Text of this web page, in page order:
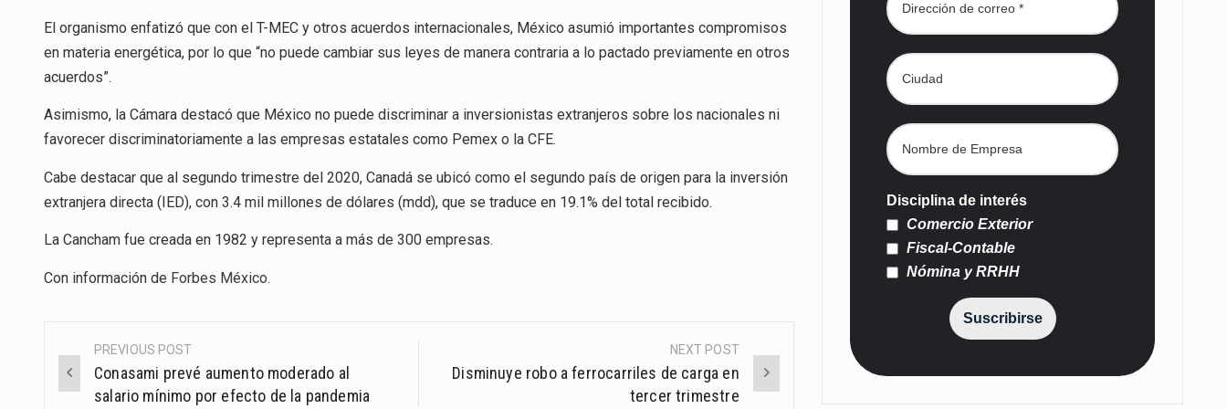
MEC
El organismo enfatizó que con el T-MEC y otros acuerdos internacionales, México asumió importantes compromisos
en materia energética, por lo que “no puede cambiar sus leyes de manera contraria a lo pactado previamente en otros
acuerdos”.
Asimismo, la Cámara destacó que México no puede discriminar a inversionistas extranjeros sobre los nacionales ni
favorecer discriminatoriamente a las empresas estatales como Pemex o la CFE.
Cabe destacar que al segundo trimestre del 2020, Canadá se ubicó como el segundo país de origen para la inversión
extranjera directa (IED), con 3.4 mil millones de dólares (mdd), que se traduce en 19.1% del total recibido.
La Cancham fue creada en 1982 y representa a más de 300 empresas.
Con información de Forbes México.
Post
navigation
PREVIOUS POST
Conasami prevé aumento moderado al
salario mínimo por efecto de la pandemia
NEXT POST
Disminuye robo a ferrocarriles de carga en
tercer trimestre
Disciplina de interés
Comercio Exterior
Fiscal-Contable
Nómina y RRHH
Suscribirse